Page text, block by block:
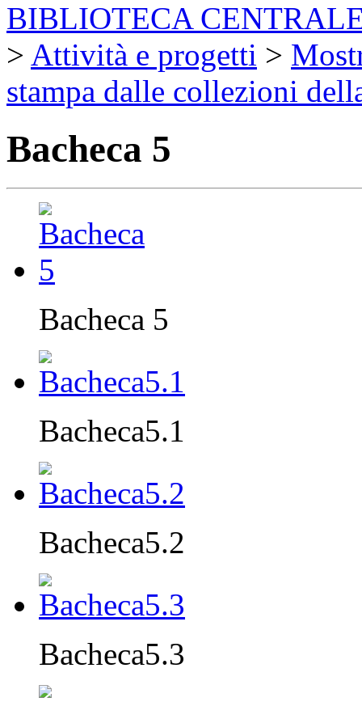
BIBLIOTECA
> Attività e progetti >
stampa dalle collezioni
Bacheca 5
Bacheca 5
Bacheca5.1
Bacheca5.2
Bacheca5.3